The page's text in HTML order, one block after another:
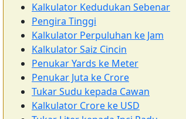
Kalkulator Kedudukan Sebenar
Pengira Tinggi
Kalkulator Perpuluhan ke Jam
Kalkulator Saiz Cincin
Penukar Yards ke Meter
Penukar Juta ke Crore
Tukar Sudu kepada Cawan
Kalkulator Crore ke USD